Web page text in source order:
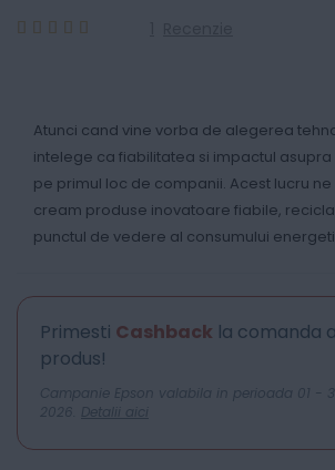
Atunci cand vine vorba de alegerea
intelege ca fiabilitatea si impactul asupra
pe primul loc de companii. Acest lucru
cream produse inovatoare fiabile,
punctul de vedere al consumului
Primesti Cashback la comanda
produs!
Campanie Epson valabila in perioada 01 -
2026. Detalii aici